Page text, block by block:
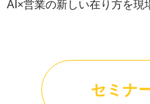
営業の新しい在り方を現
セミナ